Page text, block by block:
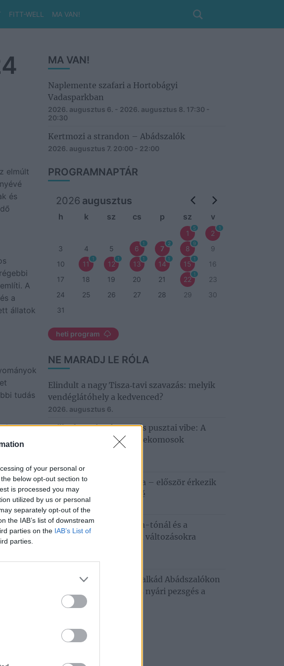
of your personal or
below opt-out section to
is processed you may
utilized by us or personal
separately opt-out of the
the IAB’s list of downstream
parties on the IAB’s List of
parties.
FITT-WELL MA VAN!
elmúlt
és
A
a
állatok
tudás
az őszi,
A
MA VAN!
Naplemente szafari a Hortobágyi
Vadasparkban
2026. augusztus 6. - 2026. augusztus 8. 17:30 -
20:30
Kertmozi a strandon – Abádszalók
2026. augusztus 7. 20:00 - 22:00
PROGRAMNAPTÁR
2026 augusztus
h k sz cs p sz v
1
5
2
1
3 4 5 6
1
7
2
8
9
9
10
11
1
12
1
13
1
14
1
15
1
16
17
18 19 20 21 22
1
23
24
25 26 27 28 29
30
31
heti program
NE MARADJ LE RÓLA
Elindult a nagy Tisza‑tavi szavazás: melyik
vendéglátóhely a kedvenced?
2026. augusztus 6.
Csillagles, Hiperkarma és pusztai vibe: A
Hortobágyon zárul a Telekomosok
Budapestről a Tisza-tóra – először érkezik
Tiszafüredre a Haccacáré
2026. augusztus 3.
Rendkívüli hőség a Tisza-tónál és a
Hortobágyon – ezekre a változásokra
2026. augusztus 3.
Augusztusi programkavalkád Abádszalókon
– koncert, tánc, mozi és nyári pezsgés a
Tisza‑tónál